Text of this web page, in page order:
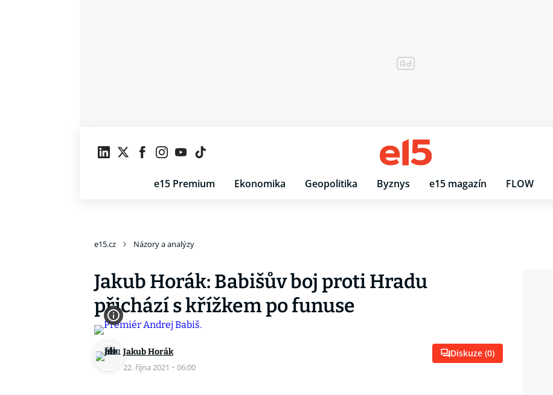
e15 Premium Ekonomika Geopolitika Byznys e15 magazín FLOW
e15.cz Názory a analýzy
Jakub Horák: Babišův boj proti Hradu
přichází s křížkem po funuse
Jakub Horák
22. října 2021 · 06:00
Diskuze (0)